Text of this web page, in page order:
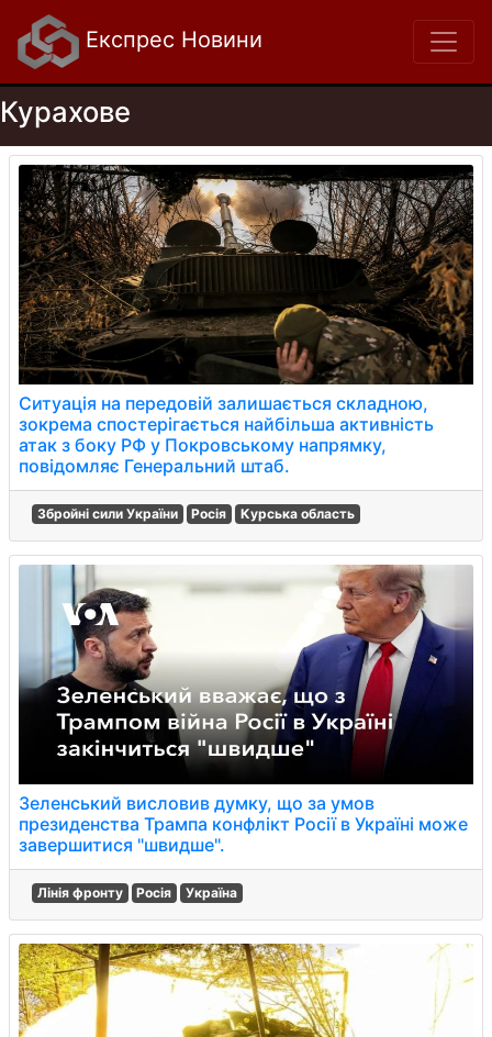
Експрес Новини
Курахове
Ситуація на передовій залишається складною,
зокрема спостерігається найбільша активність
атак з боку РФ у Покровському напрямку,
повідомляє Генеральний штаб.
Збройні сили України Росія Курська область
Зеленський висловив думку, що за умов
президенства Трампа конфлікт Росії в Україні може
завершитися "швидше".
Лінія фронту Росія Україна